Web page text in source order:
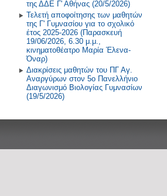
της ΔΔΕ Γ' Αθήνας (20/5/2026)
Τελετή αποφοίτησης των μαθητών
της Γ' Γυμνασίου για το σχολικό
έτος 2025-2026 (Παρασκευή
19/06/2026, 6.30 μ.μ.,
κινηματοθέατρο Μαρία Έλενα-
Όναρ)
Διακρίσεις μαθητών του ΠΓ Αγ.
Αναργύρων στον 5ο Πανελλήνιο
Διαγωνισμό Βιολογίας Γυμνασίων
(19/5/2026)